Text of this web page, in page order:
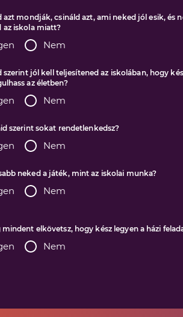
azt mondják, csináld azt, ami neked jól esik, és
az iskola miatt?
Nem
szerint jól kell teljesítened az iskolában, hogy
az életben?
Nem
szerint sokat rendetlenkedsz?
Nem
neked a játék, mint az iskolai munka?
Nem
mindent elkövetsz, hogy kész legyen a házi
Nem